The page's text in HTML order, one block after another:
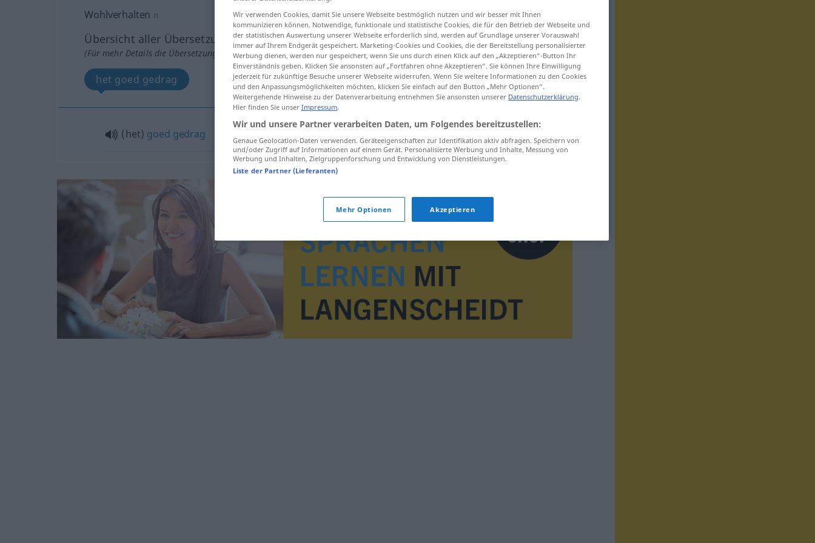
Wohlverhalten n
Übersicht aller Übersetzungen
(Für mehr Details die Übersetzung anklicken/antippen)
het goed gedrag
(het) goed gedrag
Wir verwenden Cookies, damit Sie unsere Webseite bestmöglich nutzen und wir besser mit Ihnen
kommunizieren können. Notwendige, funktionale und statistische Cookies, die für den Betrieb der Webseite und
der statistischen Auswertung unserer Webseite erforderlich sind, werden auf Grundlage unserer Vorauswahl
immer auf Ihrem Endgerät gespeichert. Marketing-Cookies und Cookies, die der Bereitstellung personalisierter
Werbung dienen, werden nur gespeichert, wenn Sie uns durch einen Klick auf den „Akzeptieren“-Button Ihr
Einverständnis geben. Klicken Sie ansonsten auf „Fortfahren ohne Akzeptieren“. Sie können Ihre Einwilligung
jederzeit für zukünftige Besuche unserer Webseite widerrufen. Wenn Sie weitere Informationen zu den Cookies
und den Anpassungsmöglichkeiten möchten, klicken Sie einfach auf den Button „Mehr Optionen“.
Weitergehende Hinweise zu der Datenverarbeitung entnehmen Sie ansonsten unserer Datenschutzerklärung.
Hier finden Sie unser Impressum.
Wir und unsere Partner verarbeiten Daten, um Folgendes bereitzustellen:
Genaue Geolocation-Daten verwenden. Geräteeigenschaften zur Identifikation aktiv abfragen. Speichern von
und/oder Zugriff auf Informationen auf einem Gerät. Personalisierte Werbung und Inhalte, Messung von
Werbung und Inhalten, Zielgruppenforschung und Entwicklung von Dienstleistungen.
Liste der Partner (Lieferanten)
Mehr Optionen Akzeptieren